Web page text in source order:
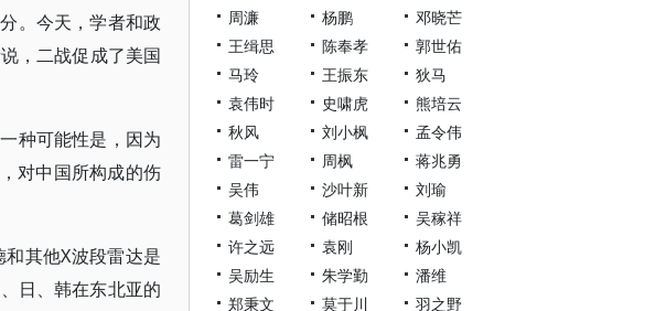
。今天，学者和政
，二战促成了美国
种可能性是，因为
对中国所构成的伤
其他X波段雷达是
日、韩在东北亚的
周濂
杨鹏
邓晓芒
王缉思
陈奉孝
郭世佑
马玲
王振东
狄马
袁伟时
史啸虎
熊培云
秋风
刘小枫
孟令伟
雷一宁
周枫
蒋兆勇
吴伟
沙叶新
刘瑜
葛剑雄
储昭根
吴稼祥
许之远
袁刚
杨小凯
吴励生
朱学勤
潘维
郑秉文
莫于川
羽之野